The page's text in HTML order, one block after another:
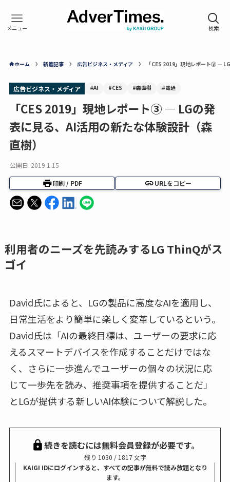
ホーム 新着記事 広告ビジネス・メディア 「CES 2019」現地レポート③ —
広告ビジネス・メディア #AI #CES #森直樹 #電通
「CES 2019」現地レポート③ — LGの発
表に見る、AI活用の新たな体験設計（森
直樹）
公開日 2019.1.15
印刷 / PDF URLをコピー
利用者のニーズを先読みするLG ThinQがス
ゴイ
David氏によると、LGの製品に高度なAIを適用し、
日常生活をより簡単に楽しく変革しているという。
David氏は「AIの最終目標は、ユーザーの要求に応
えるスマートデバイスを作成することだけではな
く、さらに一歩進んでユーザーの個々の状況に応
じて一歩先を読み、推奨事項を提供することだ」
とLGが提供する新しいAI体験について解説した。
続きを読むには無料会員登録が必要です。
残り 1030 / 1817 文字
KAIGI IDにログインすると、すべての記事が無料で読み放題となり
ます。